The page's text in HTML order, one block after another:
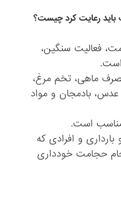
باید رعایت کرد چیست؟
فعالیت سنگین،
ماهی، تخم مرغ،
بادمجان و مواد
است.
و افرادی که
حجامت خودداری